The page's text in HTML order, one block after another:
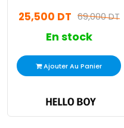
69,000 DT
25,500 DT
En stock
Ajouter Au Panier